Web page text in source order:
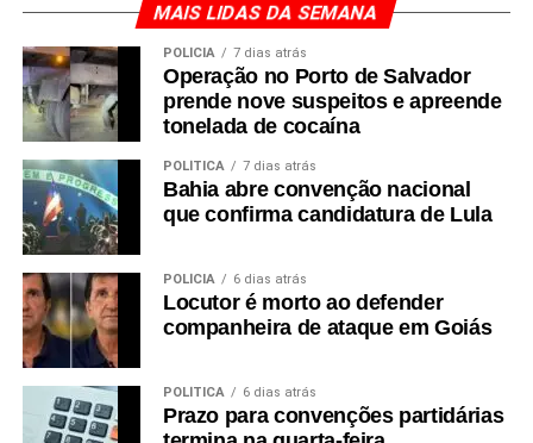
MAIS LIDAS DA SEMANA
POLÍCIA 7 dias atrás
Operação no Porto de Salvador
prende nove suspeitos e apreende
tonelada de cocaína
POLÍTICA 7 dias atrás
Bahia abre convenção nacional
que confirma candidatura de Lula
POLÍCIA 6 dias atrás
Locutor é morto ao defender
companheira de ataque em Goiás
POLÍTICA 6 dias atrás
Prazo para convenções partidárias